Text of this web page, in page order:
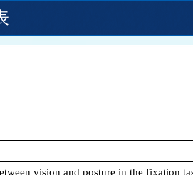
vision and posture in the fixation